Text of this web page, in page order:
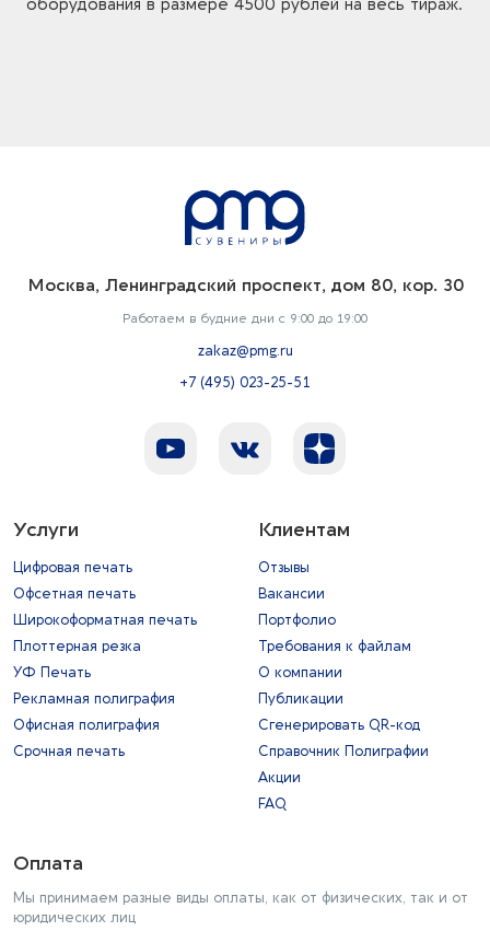
оборудования в размере 4500 рублей на весь тираж.
Москва, Ленинградский проспект, дом 80, кор. 30
Работаем в будние дни с 9:00 до 19:00
zakaz@pmg.ru
+7 (495) 023-25-51
Услуги
Цифровая печать
Офсетная печать
Широкоформатная печать
Плоттерная резка
УФ Печать
Рекламная полиграфия
Офисная полиграфия
Срочная печать
Клиентам
Отзывы
Вакансии
Портфолио
Требования к файлам
О компании
Публикации
Сгенерировать QR-код
Справочник Полиграфии
Акции
FAQ
Оплата
Мы принимаем разные виды оплаты, как от физических, так и от
юридических лиц